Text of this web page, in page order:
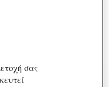
σας